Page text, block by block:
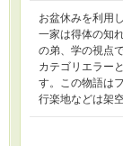
お盆休みを利用
一家は得体の知
の弟、学の視点
カテゴリエラー
す。この物語は
行楽地などは架